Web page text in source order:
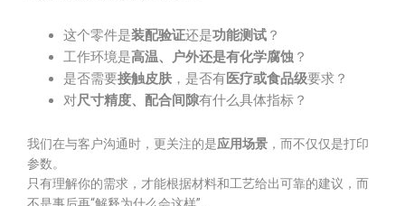
这个零件是装配验证还是功能测试 ？
工作环境是高温、户外还是有化学腐蚀 ？
是否需要接触皮肤 ，是否有医疗或食品级要求？
对尺寸精度、配合间隙有什么具体指标？
我们在与客户沟通时，更关注的是应用场景 ，而不仅仅是打印
参数。
只有理解你的需求，才能根据材料和工艺给出可靠的建议，而